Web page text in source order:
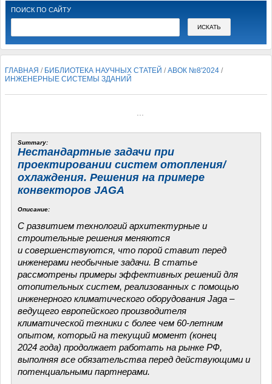
ПОИСК ПО САЙТУ
ГЛАВНАЯ / БИБЛИОТЕКА НАУЧНЫХ СТАТЕЙ /АВОК №8'2024 /
ИНЖЕНЕРНЫЕ СИСТЕМЫ ЗДАНИЙ
Summary:
Нестандартные задачи при
проектировании систем отопления/
охлаждения. Решения на примере
конвекторов JAGA
Описание:
С развитием технологий архитектурные и
строительные решения меняются
и совершенствуются, что порой ставит перед
инженерами необычные задачи. В статье
рассмотрены примеры эффективных решений для
отопительных систем, реализованных с помощью
инженерного климатического оборудования Jaga –
ведущего европейского производителя
климатической техники с более чем 60-летним
опытом, который на текущий момент (конец
2024 года) продолжает работать на рынке РФ,
выполняя все обязательства перед действующими и
потенциальными партнерами.